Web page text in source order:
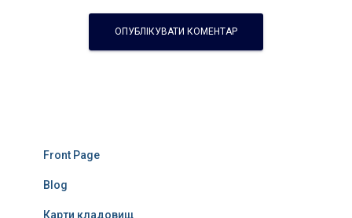
Front Page
Blog
Карти кладовищ